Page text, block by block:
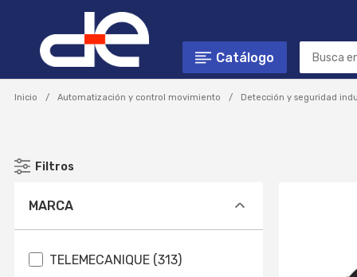
Catálogo
Inicio Automatización y control movimiento Detección y seguridad
Filtros
MARCA
TELEMECANIQUE (313)